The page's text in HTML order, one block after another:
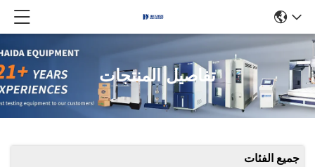
تفاصيل المنتجات
جميع الفئات